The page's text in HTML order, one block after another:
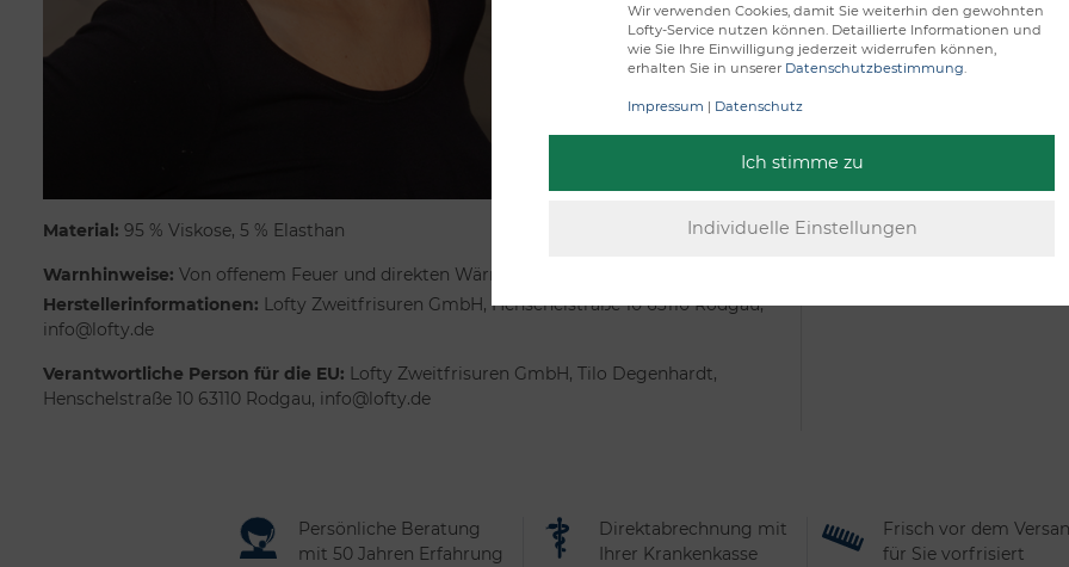
Material: 95 % Viskose, 5 % Elasthan
Warnhinweise: Von offenem Feuer und direkten Wärmequellen fernhalten.
Herstellerinformationen: Lofty Zweitfrisuren GmbH, Henschelstraße 10 63110 Rodgau,
info@lofty.de
Verantwortliche Person für die EU: Lofty Zweitfrisuren GmbH, Tilo Degenhardt,
Henschelstraße 10 63110 Rodgau, info@lofty.de
Persönliche Beratung
mit 50 Jahren Erfahrung
Direktabrechnung mit
Ihrer Krankenkasse
Frisch vor dem
für Sie vorfrisiert
Wir verwenden Cookies, damit Sie weiterhin den gewohnten
Lofty-Service nutzen können. Detaillierte Informationen und
wie Sie Ihre Einwilligung jederzeit widerrufen können,
erhalten Sie in unserer Datenschutzbestimmung
Impressum | Datenschutz
Ich stimme zu